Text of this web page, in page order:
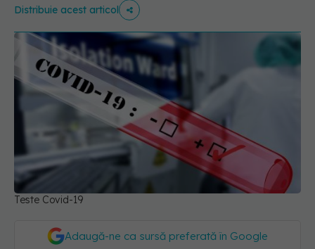
Distribuie acest articol
Teste Covid-19
Adaugă-ne ca sursă preferată în Google